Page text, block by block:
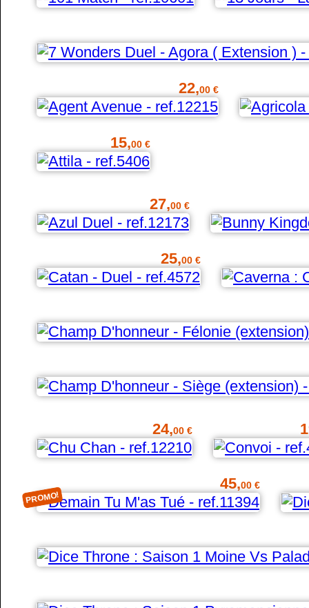
22,00 €
15,00 €
27,00 €
25,00 €
24,00 €
PROMO!
45,00 €